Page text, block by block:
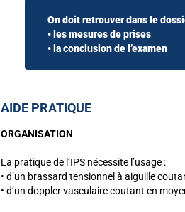
On doit retrouver dans le
• les mesures de prises
• la conclusion de l’examen
AIDE PRATIQUE
ORGANISATION
La pratique de l’IPS nécessite l’usage :
• d’un brassard tensionnel à aiguille
• d’un doppler vasculaire coutant en